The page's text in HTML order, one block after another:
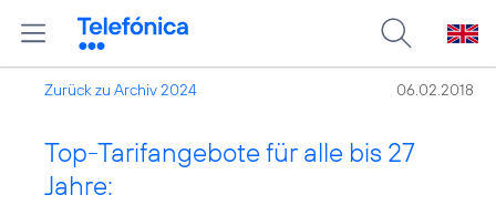
Zurück zu Archiv 2024 06.02.2018
Top-Tarifangebote für alle bis 27
Jahre: